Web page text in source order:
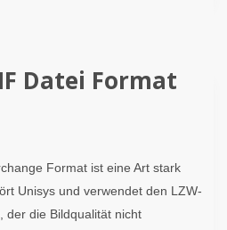
Datei Format
Format ist eine Art stark
Unisys und verwendet den LZW-
der die Bildqualität nicht